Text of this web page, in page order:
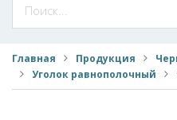
Главная Продукция
Уголок равнополочный